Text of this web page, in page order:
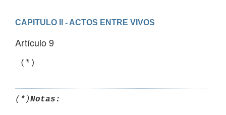
CAPITULO II - ACTOS ENTRE VIVOS
Artículo 9
(*)Notas: